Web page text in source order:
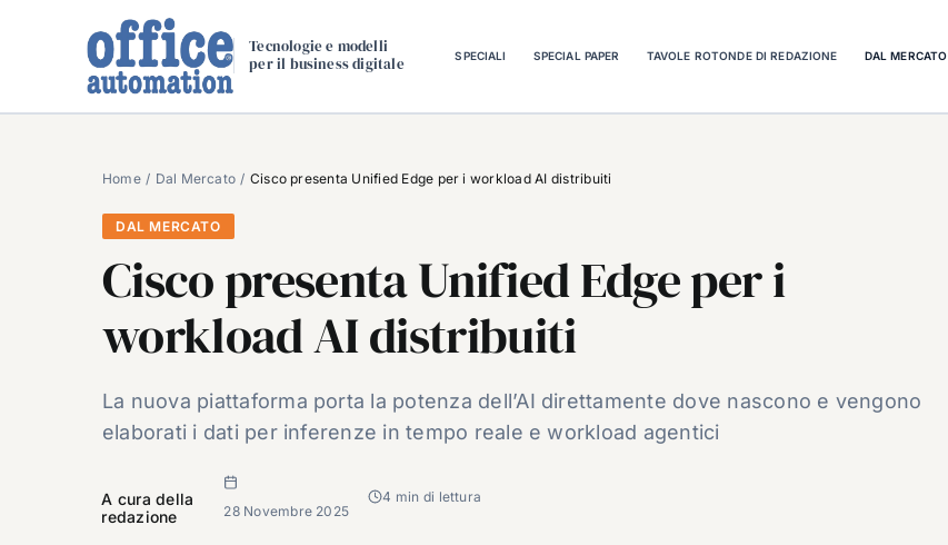
Tecnologie e modelli
per il business digitale
SPECIALI SPECIAL PAPER TAVOLE ROTONDE DI REDAZIONE DAL MERCATO
Home Dal Mercato Cisco presenta Unified Edge per i workload AI distribuiti
DAL MERCATO
Cisco presenta Unified Edge per i
workload AI distribuiti
La nuova piattaforma porta la potenza dell’AI direttamente dove nascono e vengono
elaborati i dati per inferenze in tempo reale e workload agentici
A cura della
redazione
28 Novembre 2025
4 min di lettura